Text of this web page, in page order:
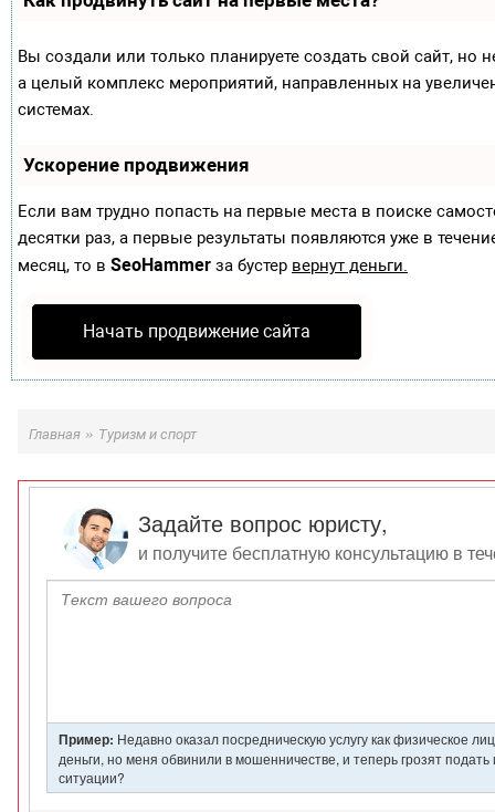
Вы создали или только планируете создать свой сайт, но
а целый комплекс мероприятий, направленных на
системах.
Ускорение продвижения
Если вам трудно попасть на первые места в поиске
десятки раз, а первые результаты появляются уже в
месяц, то в SeoHammer за бустер вернут деньги.
Начать продвижение сайта
Главная » Туризм и спорт